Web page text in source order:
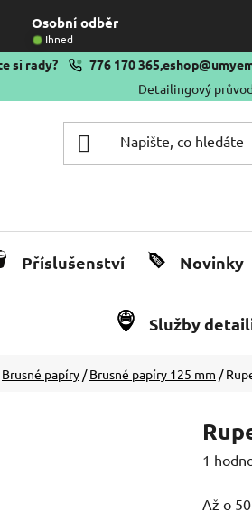
Osobní odběr
Ihned
si rady? 776 170 365,
Detailingový
Příslušenství Novinky
Služby
Brusné papíry / Brusné papíry 125 mm /
1
Až o